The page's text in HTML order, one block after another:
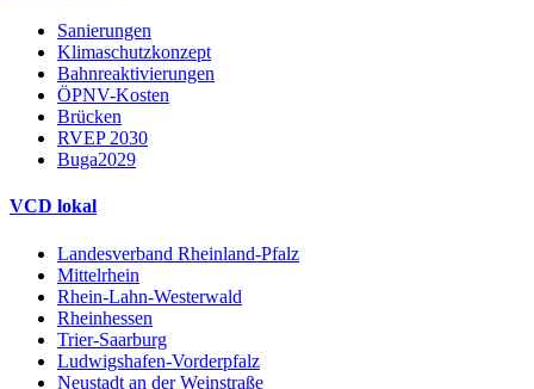
Sanierungen
Klimaschutzkonzept
Bahnreaktivierungen
ÖPNV-Kosten
Brücken
RVEP 2030
Buga2029
VCD lokal
Landesverband Rheinland-Pfalz
Mittelrhein
Rhein-Lahn-Westerwald
Rheinhessen
Trier-Saarburg
Ludwigshafen-Vorderpfalz
Neustadt an der Weinstraße